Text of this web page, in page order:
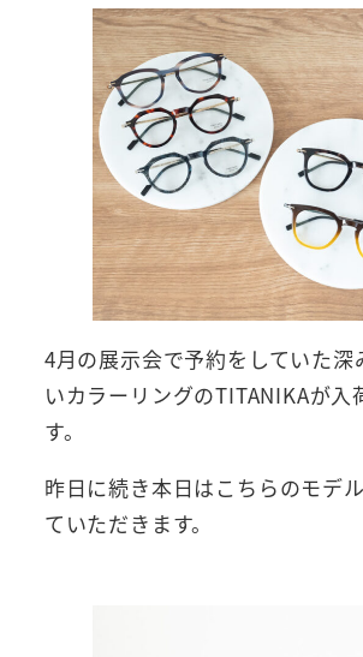
4月の展示会で予約をしていた深
いカラーリングのTITANIKAが入
す。
昨日に続き本日はこちらのモデ
ていただきます。